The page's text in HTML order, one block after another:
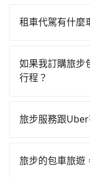
tripool並到府專
等車上，現在還
人乘車，也可參
iRent只提供最
最令人詬病的就
客遺留的垃圾或
時卻偏偏找不到
停靠的地點與你
果要考慮到回程
酒店的跳表小黃
時，叫兩輛計程
擇： 預算：不同
比較寬鬆且不介
車。 旅行人數：
車，不趕時間即
租車代駕有什麼
型車為主，車款
VW為主，其中
特殊需求或人數
如果我訂購旅步
行程？
時還沒有規劃行
旅步服務跟
中長程提供最優
旅步的包車旅遊